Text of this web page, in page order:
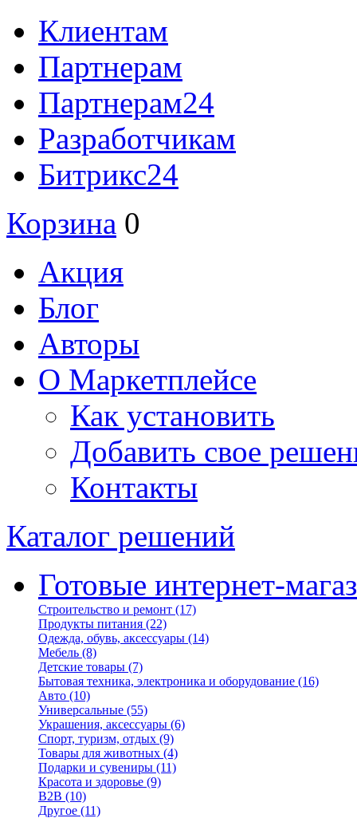
Клиентам
Партнерам
Партнерам24
Разработчикам
Битрикс24
Корзина 0
Акция
Блог
Авторы
О Маркетплейсе
Как установить
Добавить свое
Контакты
Каталог решений
Готовые интернет-
Строительство и ремонт (17)
Продукты питания (22)
Одежда, обувь, аксессуары (14)
Мебель (8)
Детские товары (7)
Бытовая техника, электроника и оборудование (16)
Авто (10)
Универсальные (55)
Украшения, аксессуары (6)
Спорт, туризм, отдых (9)
Товары для животных (4)
Подарки и сувениры (11)
Красота и здоровье (9)
B2B (10)
Другое (11)